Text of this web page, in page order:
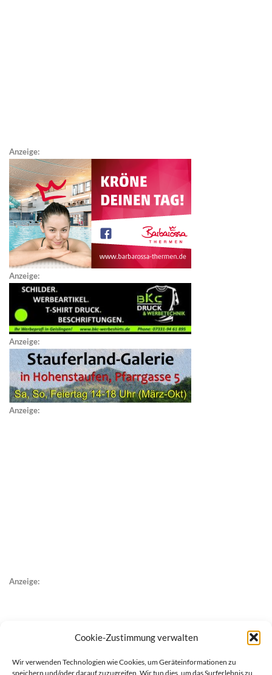
Cookie-Zustimmung verwalten
Wir verwenden Technologien wie Cookies, um Geräteinformationen zu
speichern und/oder darauf zuzugreifen. Wir tun dies, um das Surferlebnis zu
Anzeige:
Anzeige:
Anzeige:
Anzeige:
Anzeige: